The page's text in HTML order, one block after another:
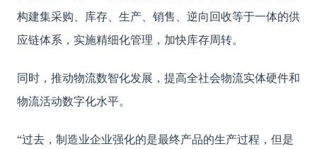
构建集采购、库存、生产、销售、逆向回收等于一体的供
应链体系，实施精细化管理，加快库存周转。
同时，推动物流数智化发展，提高全社会物流实体硬件和
物流活动数字化水平。
“过去，制造业企业强化的是最终产品的生产过程，但是